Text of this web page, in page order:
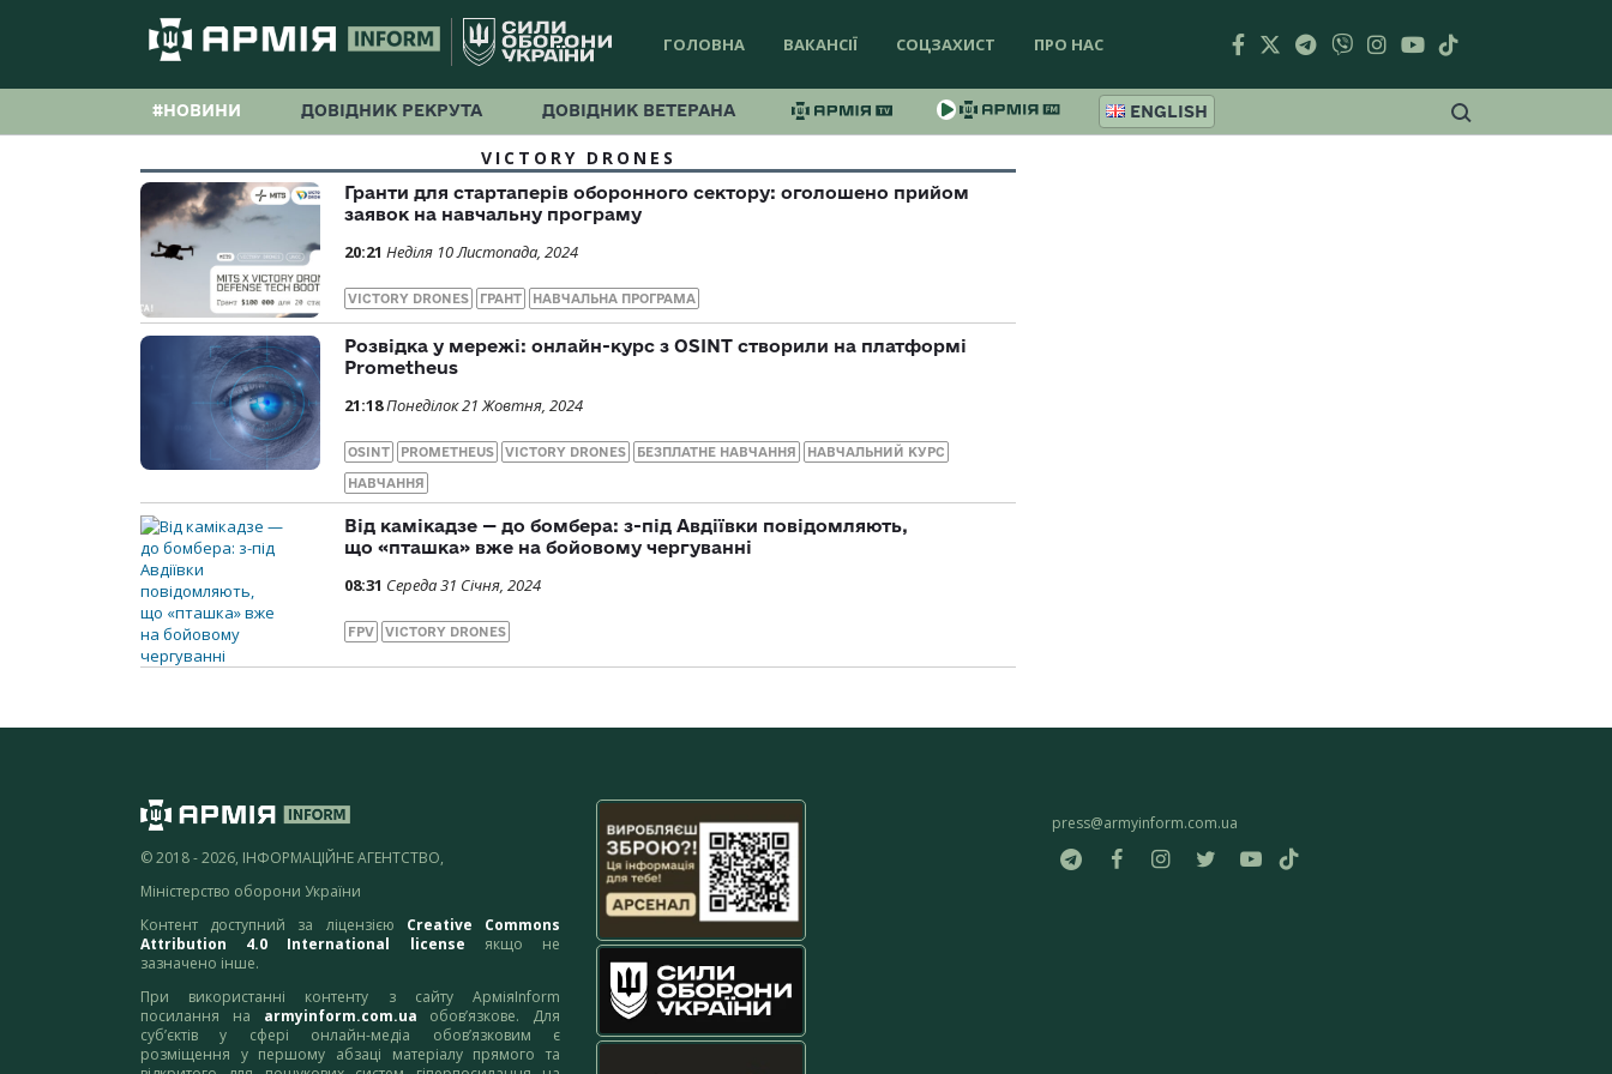
ГОЛОВНА ВАКАНСІЇ СОЦЗАХИСТ ПРО НАС
#НОВИНИ ДОВІДНИК РЕКРУТА ДОВІДНИК ВЕТЕРАНА ENGLISH
VICTORY DRONES
Гранти для стартаперів оборонного сектору: оголошено прийом
заявок на навчальну програму
20:21 Неділя 10 Листопада, 2024
VICTORY DRONES ГРАНТ НАВЧАЛЬНА ПРОГРАМА
Розвідка у мережі: онлайн-курс з OSINT створили на платформі
Prometheus
21:18Понеділок 21 Жовтня, 2024
OSINT PROMETHEUS VICTORY DRONES БЕЗПЛАТНЕ НАВЧАННЯ НАВЧАЛЬНИЙ КУРС
НАВЧАННЯ
Від камікадзе — до бомбера: з-під Авдіївки повідомляють,
що «пташка» вже на бойовому чергуванні
08:31 Середа 31 Січня, 2024
FPV VICTORY DRONES
© 2018 - 2026, ІНФОРМАЦІЙНЕ АГЕНТСТВО,
Міністерство оборони України
Контент доступний за ліцензією Creative Commons
Attribution 4.0 International license якщо не
зазначено інше.
При використанні контенту з сайту АрміяInform
посилання на armyinform.com.ua обов’язкове. Для
суб’єктів у сфері онлайн-медіа обов’язковим є
розміщення у першому абзаці матеріалу прямого та
press@armyinform.com.ua